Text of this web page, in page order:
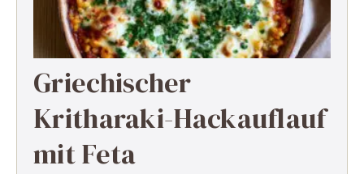
Griechischer
Kritharaki-Hackauflauf
mit Feta